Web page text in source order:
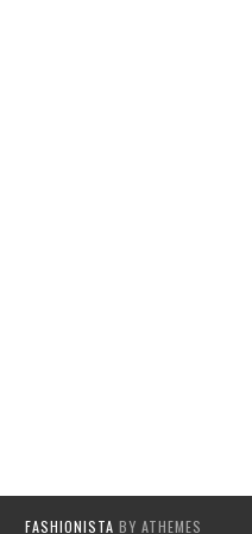
FASHIONISTA BY ATHEMES